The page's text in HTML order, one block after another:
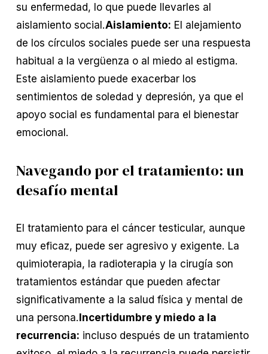
su enfermedad, lo que puede llevarles al
aislamiento social.Aislamiento: El alejamiento
de los círculos sociales puede ser una respuesta
habitual a la vergüenza o al miedo al estigma.
Este aislamiento puede exacerbar los
sentimientos de soledad y depresión, ya que el
apoyo social es fundamental para el bienestar
emocional.
Navegando por el tratamiento: un
desafío mental
El tratamiento para el cáncer testicular, aunque
muy eficaz, puede ser agresivo y exigente. La
quimioterapia, la radioterapia y la cirugía son
tratamientos estándar que pueden afectar
significativamente a la salud física y mental de
una persona.Incertidumbre y miedo a la
recurrencia: incluso después de un tratamiento